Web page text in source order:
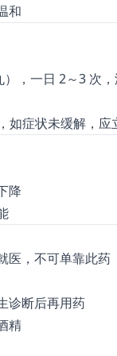
和
），一日 2～3 次
如症状未缓解，应
降
医，不可单靠此药
诊断后再用药
精